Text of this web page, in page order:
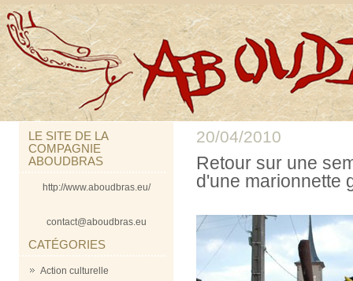
LE SITE DE LA
COMPAGNIE
ABOUDBRAS
http://www.aboudbras.eu/
contact@aboudbras.eu
CATÉGORIES
Action culturelle
20/04/2010
Retour sur une
d'une marionnette